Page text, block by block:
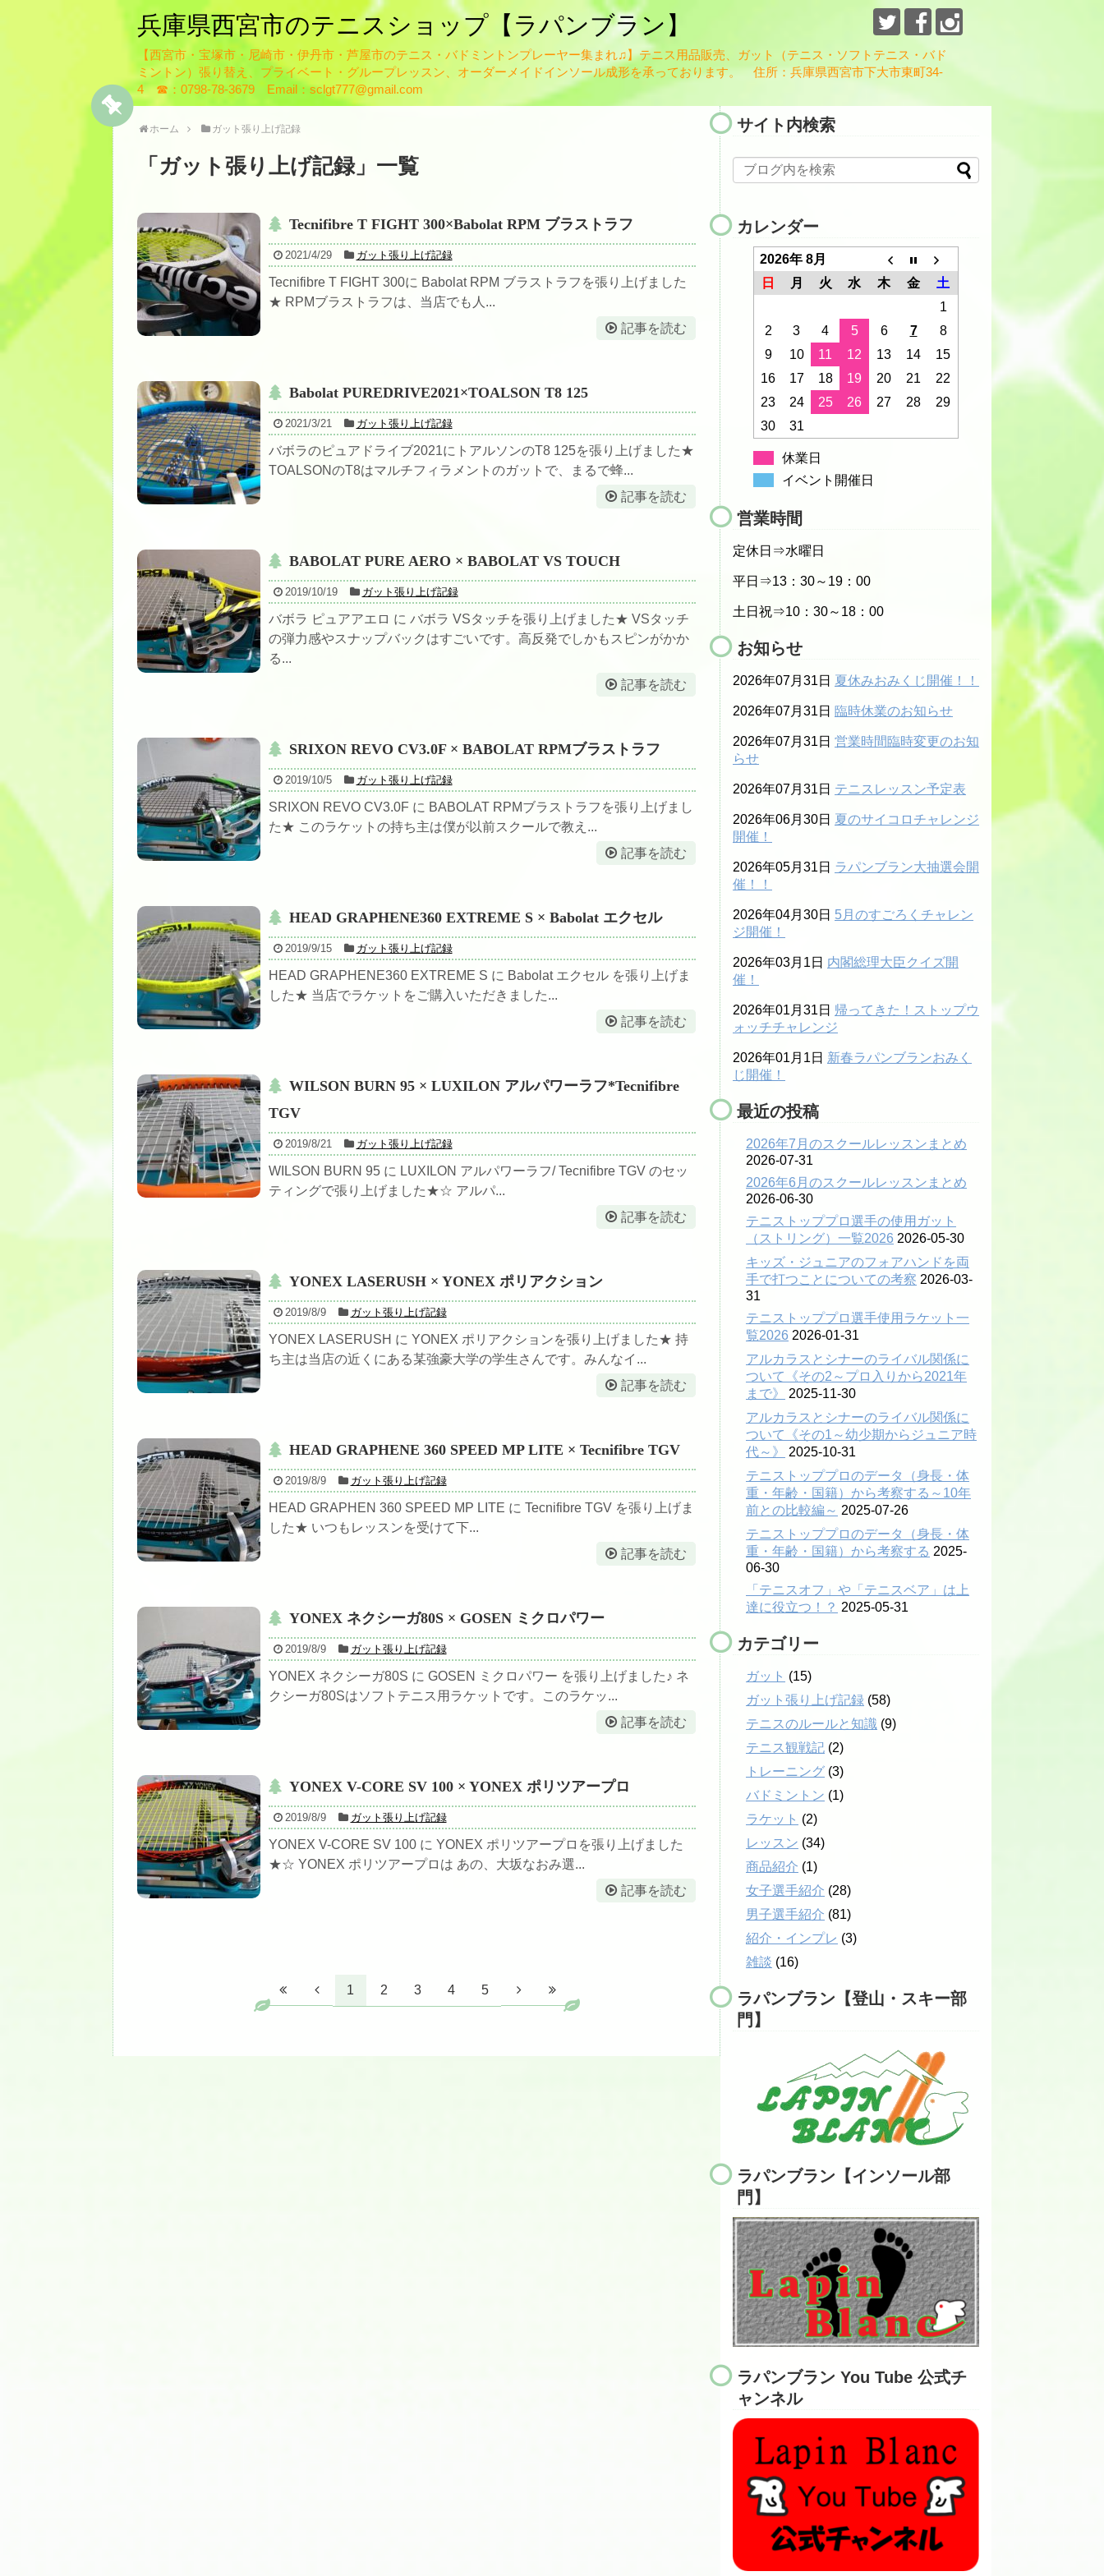
兵庫県西宮市のテニスショップ【ラパンブラン】
【西宮市・宝塚市・尼崎市・伊丹市・芦屋市のテニス・バドミントンプレーヤー集まれ♫】テニス用品販売、ガット（テニス・ソフトテニス・バド
ミントン）張り替え、プライベート・グループレッスン、オーダーメイドインソール成形を承っております。 住所：兵庫県西宮市下大市東町34-
4 ☎：0798-78-3679 Email：sclgt777@gmail.com
ホーム ガット張り上げ記録
「 ガット張り上げ記録」 一覧
Tecnifibre T FIGHT 300×Babolat RPM ブラストラフ
2021/4/29 ガット張り上げ記録
Tecnifibre T FIGHT 300に Babolat RPM ブラストラフを張り上げました
★ RPMブラストラフは、当店でも人...
記事を読む
Babolat PUREDRIVE2021×TOALSON T8 125
2021/3/21 ガット張り上げ記録
バボラのピュアドライブ2021にトアルソンのT8 125を張り上げました★
TOALSONのT8はマルチフィラメントのガットで、まるで蜂...
記事を読む
BABOLAT PURE AERO × BABOLAT VS TOUCH
2019/10/19 ガット張り上げ記録
バボラ ピュアアエロ に バボラ VSタッチを張り上げました★ VSタッチ
の弾力感やスナップバックはすごいです。高反発でしかもスピンがかか
る...
記事を読む
SRIXON REVO CV3.0F × BABOLAT RPMブラストラフ
2019/10/5 ガット張り上げ記録
SRIXON REVO CV3.0F に BABOLAT RPMブラストラフを張り上げまし
た★ このラケットの持ち主は僕が以前スクールで教え...
記事を読む
HEAD GRAPHENE360 EXTREME S × Babolat エクセル
2019/9/15 ガット張り上げ記録
HEAD GRAPHENE360 EXTREME S に Babolat エクセル を張り上げま
した★ 当店でラケットをご購入いただきました...
記事を読む
WILSON BURN 95 × LUXILON アルパワーラフ*Tecnifibre
TGV
2019/8/21 ガット張り上げ記録
WILSON BURN 95 に LUXILON アルパワーラフ/ Tecnifibre TGV のセッ
ティングで張り上げました★☆ アルパ...
記事を読む
YONEX LASERUSH × YONEX ポリアクション
2019/8/9 ガット張り上げ記録
YONEX LASERUSH に YONEX ポリアクションを張り上げました★ 持
ち主は当店の近くにある某強豪大学の学生さんです。みんなイ...
記事を読む
HEAD GRAPHENE 360 SPEED MP LITE × Tecnifibre TGV
2019/8/9 ガット張り上げ記録
HEAD GRAPHEN 360 SPEED MP LITE に Tecnifibre TGV を張り上げま
した★ いつもレッスンを受けて下...
記事を読む
YONEX ネクシーガ80S × GOSEN ミクロパワー
2019/8/9 ガット張り上げ記録
YONEX ネクシーガ80S に GOSEN ミクロパワー を張り上げました♪ ネ
クシーガ80Sはソフトテニス用ラケットです。このラケッ...
記事を読む
YONEX V-CORE SV 100 × YONEX ポリツアープロ
2019/8/9 ガット張り上げ記録
YONEX V-CORE SV 100 に YONEX ポリツアープロを張り上げました
★☆ YONEX ポリツアープロは あの、大坂なおみ選...
記事を読む
1 2 3 4 5
サイト内検索
カレンダー
2026年 8月
日
月 火 水 木 金
土
1
2
3 4 5 6 7
8
9
10 11 12 13 14
15
16
17 18 19 20 21
22
23
24 25 26 27 28
29
30
31
休業日
イベント開催日
営業時間
定休日⇒水曜日
平日⇒13：30～19：00
土日祝⇒10：30～18：00
お知らせ
2026年07月31日 夏休みおみくじ開催！！
2026年07月31日 臨時休業のお知らせ
2026年07月31日 営業時間臨時変更のお知
らせ
2026年07月31日 テニスレッスン予定表
2026年06月30日 夏のサイコロチャレンジ
開催！
2026年05月31日 ラパンブラン大抽選会開
催！！
2026年04月30日 5月のすごろくチャレン
ジ開催！
2026年03月1日 内閣総理大臣クイズ開
催！
2026年01月31日 帰ってきた！ストップウ
ォッチチャレンジ
2026年01月1日 新春ラパンブランおみく
じ開催！
最近の投稿
2026年7月のスクールレッスンまとめ
2026-07-31
2026年6月のスクールレッスンまとめ
2026-06-30
テニストッププロ選手の使用ガット
（ストリング）一覧2026 2026-05-30
キッズ・ジュニアのフォアハンドを両
手で打つことについての考察 2026-03-
31
テニストッププロ選手使用ラケット一
覧2026 2026-01-31
アルカラスとシナーのライバル関係に
ついて《その2～プロ入りから2021年
まで》
2025-11-30
アルカラスとシナーのライバル関係に
ついて《その1～幼少期からジュニア時
代～》
2025-10-31
テニストッププロのデータ（身長・体
重・年齢・国籍）から考察する～10年
前との比較編～ 2025-07-26
テニストッププロのデータ（身長・体
重・年齢・国籍）から考察する 2025-
06-30
「テニスオフ」や「テニスベア」は上
達に役立つ！？ 2025-05-31
カテゴリー
ガット (15)
ガット張り上げ記録 (58)
テニスのルールと知識 (9)
テニス観戦記 (2)
トレーニング (3)
バドミントン (1)
ラケット (2)
レッスン (34)
商品紹介 (1)
女子選手紹介 (28)
男子選手紹介 (81)
紹介・インプレ (3)
雑談 (16)
ラパンブラン【登山・スキー部
門】
ラパンブラン【インソール部
門】
ラパンブラン You Tube 公式チ
ャンネル
HOME
ブログ
スタッフ紹介
瀬藤祐司
ガット張り替え
テニスレッスンについて
硬式テニスラケット
ソフトテニスラケット
硬式ポリガット
シューズ
シダス・インソール
グリップテープ
バドミントンシャトル
工賃色々
アクセス・お問い合わせ
駐車場への行き方（西宮北口・伊丹・尼崎方面か